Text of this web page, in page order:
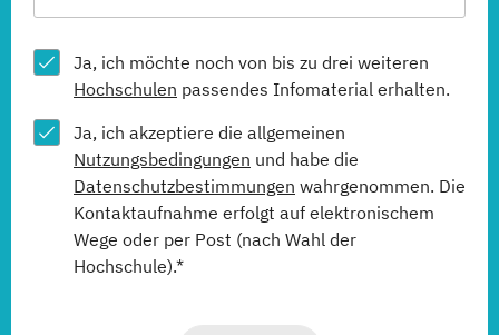
Ja, ich möchte noch von bis zu drei weiteren
Hochschulen passendes Infomaterial erhalten.
Ja, ich akzeptiere die allgemeinen
Nutzungsbedingungen und habe die
Datenschutzbestimmungen wahrgenommen. Die
Kontaktaufnahme erfolgt auf elektronischem
Wege oder per Post (nach Wahl der
Hochschule).*